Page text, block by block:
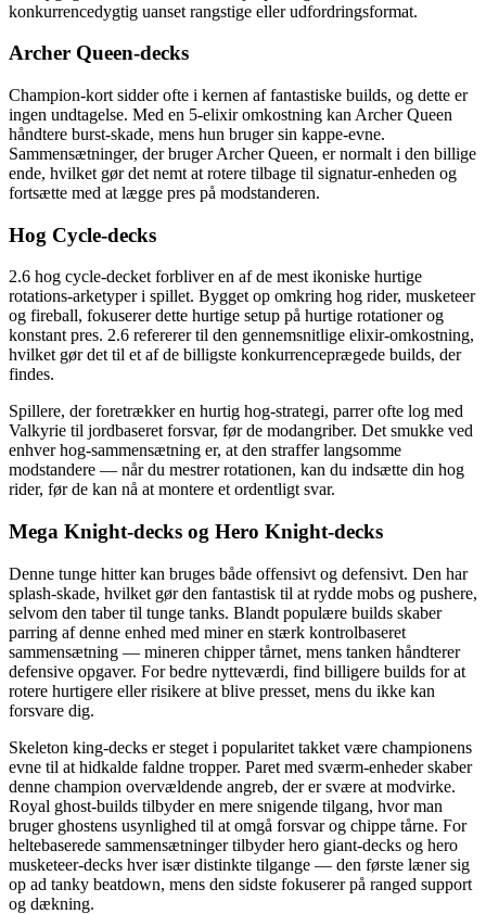
konkurrencedygtig uanset rangstige eller udfordringsformat.
Archer Queen-decks
Champion-kort sidder ofte i kernen af fantastiske builds, og dette er
ingen undtagelse. Med en 5-elixir omkostning kan Archer Queen
håndtere burst-skade, mens hun bruger sin kappe-evne.
Sammensætninger, der bruger Archer Queen, er normalt i den billige
ende, hvilket gør det nemt at rotere tilbage til signatur-enheden og
fortsætte med at lægge pres på modstanderen.
Hog Cycle-decks
2.6 hog cycle-decket forbliver en af de mest ikoniske hurtige
rotations-arketyper i spillet. Bygget op omkring hog rider, musketeer
og fireball, fokuserer dette hurtige setup på hurtige rotationer og
konstant pres. 2.6 refererer til den gennemsnitlige elixir-omkostning,
hvilket gør det til et af de billigste konkurrenceprægede builds, der
findes.
Spillere, der foretrækker en hurtig hog-strategi, parrer ofte log med
Valkyrie til jordbaseret forsvar, før de modangriber. Det smukke ved
enhver hog-sammensætning er, at den straffer langsomme
modstandere — når du mestrer rotationen, kan du indsætte din hog
rider, før de kan nå at montere et ordentligt svar.
Mega Knight-decks og Hero Knight-decks
Denne tunge hitter kan bruges både offensivt og defensivt. Den har
splash-skade, hvilket gør den fantastisk til at rydde mobs og pushere,
selvom den taber til tunge tanks. Blandt populære builds skaber
parring af denne enhed med miner en stærk kontrolbaseret
sammensætning — mineren chipper tårnet, mens tanken håndterer
defensive opgaver. For bedre nytteværdi, find billigere builds for at
rotere hurtigere eller risikere at blive presset, mens du ikke kan
forsvare dig.
Skeleton king-decks er steget i popularitet takket være championens
evne til at hidkalde faldne tropper. Paret med sværm-enheder skaber
denne champion overvældende angreb, der er svære at modvirke.
Royal ghost-builds tilbyder en mere snigende tilgang, hvor man
bruger ghostens usynlighed til at omgå forsvar og chippe tårne. For
heltebaserede sammensætninger tilbyder hero giant-decks og hero
musketeer-decks hver især distinkte tilgange — den første læner sig
op ad tanky beatdown, mens den sidste fokuserer på ranged support
og dækning.